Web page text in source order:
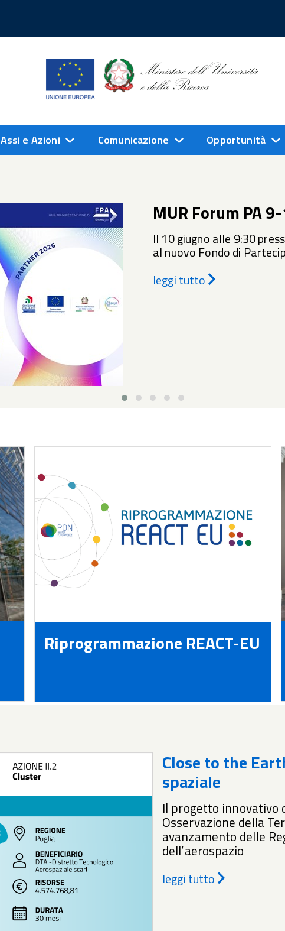
Assi e Azioni Comunicazione Opportunità
MUR Forum PA
Il 10 giugno alle 9:30
al nuovo Fondo di
leggi tutto
Riprogrammazione REACT-EU
Close to the
spaziale
Il progetto innovativo
Osservazione della
avanzamento delle
dell’aerospazio
leggi tutto